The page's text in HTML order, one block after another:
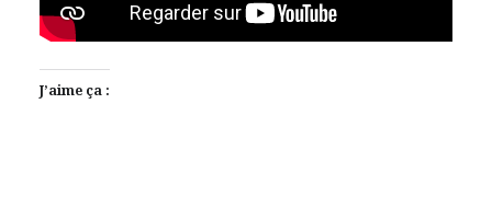
J’aime ça :